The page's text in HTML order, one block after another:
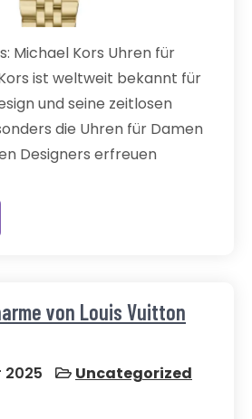
Michael Kors Uhren für
ist weltweit bekannt für
und seine zeitlosen
die Uhren für Damen
Designers erfreuen
von Louis Vuitton
2025 Uncategorized